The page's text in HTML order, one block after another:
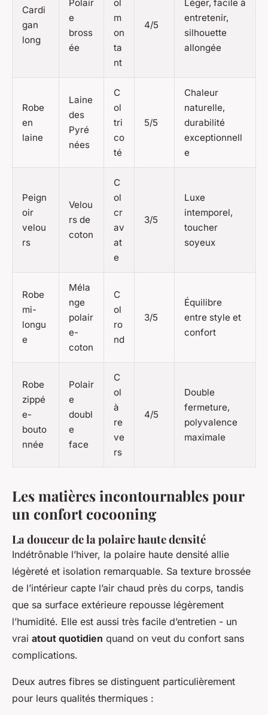
Cardi
gan
long
Polair
e
bross
ée
ol
m
on
ta
nt
4/5
Léger, facile à
entretenir,
silhouette
allongée
Robe
en
laine
Laine
des
Pyré
nées
C
ol
tri
co
té
5/5
Chaleur
naturelle,
durabilité
exceptionnell
e
Peign
oir
velou
rs
Velou
rs de
coton
C
ol
cr
av
at
e
3/5
Luxe
intemporel,
toucher
soyeux
Robe
mi-
longu
e
Méla
nge
polair
e-
coton
C
ol
ro
nd
3/5
Équilibre
entre style et
confort
Robe
zippé
e-
bouto
nnée
Polair
e
doubl
e
face
C
ol
à
re
ve
rs
4/5
Double
fermeture,
polyvalence
maximale
Les matières incontournables pour
un confort cocooning
La douceur de la polaire haute densité
Indétrônable l’hiver, la polaire haute densité allie
légèreté et isolation remarquable. Sa texture brossée
de l’intérieur capte l’air chaud près du corps, tandis
que sa surface extérieure repousse légèrement
l’humidité. Elle est aussi très facile d’entretien - un
vrai atout quotidien quand on veut du confort sans
complications.
Deux autres fibres se distinguent particulièrement
pour leurs qualités thermiques :